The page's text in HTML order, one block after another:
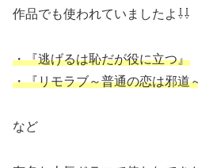
作品でも使われていましたよ⇩⇩
・『逃げるは恥だが役に立つ』
・『リモラブ～普通の恋は邪道
など